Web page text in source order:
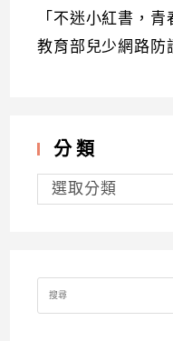
「不迷小紅書，
教育部兒少網路防
分類
分
類選取分類
Search
for: